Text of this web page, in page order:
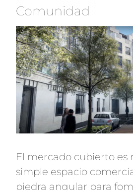
Comunidad
El mercado cubierto es
simple espacio
piedra angular para